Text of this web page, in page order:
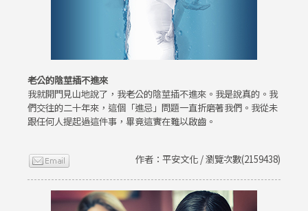
老公的陰莖插不進來
我就開門見山地說了，我老公的陰莖插不進來。我是說真的。我
們交往的二十年來，這個「進忌」問題一直折磨著我們。我從未
跟任何人提起過這件事，畢竟這實在難以啟齒。
作者：平安文化 / 瀏覽次數(2159438)